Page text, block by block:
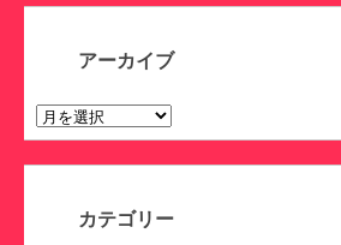
アーカイブ
ア
ー
カ
カテゴリー